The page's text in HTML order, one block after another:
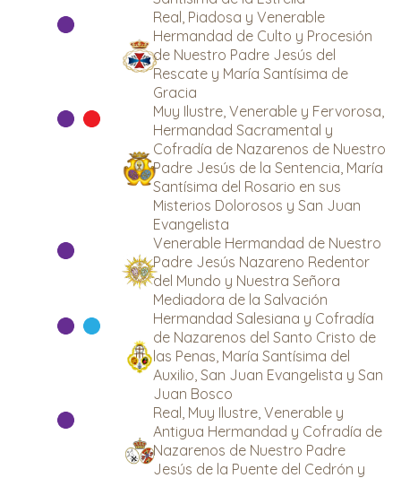
Real, Piadosa y Venerable
Hermandad de Culto y Procesión
de Nuestro Padre Jesús del
Rescate y María Santísima de
Gracia
Muy Ilustre, Venerable y Fervorosa,
Hermandad Sacramental y
Cofradía de Nazarenos de Nuestro
Padre Jesús de la Sentencia, María
Santísima del Rosario en sus
Misterios Dolorosos y San Juan
Evangelista
Venerable Hermandad de Nuestro
Padre Jesús Nazareno Redentor
del Mundo y Nuestra Señora
Mediadora de la Salvación
Hermandad Salesiana y Cofradía
de Nazarenos del Santo Cristo de
las Penas, María Santísima del
Auxilio, San Juan Evangelista y San
Juan Bosco
Real, Muy Ilustre, Venerable y
Antigua Hermandad y Cofradía de
Nazarenos de Nuestro Padre
Jesús de la Puente del Cedrón y